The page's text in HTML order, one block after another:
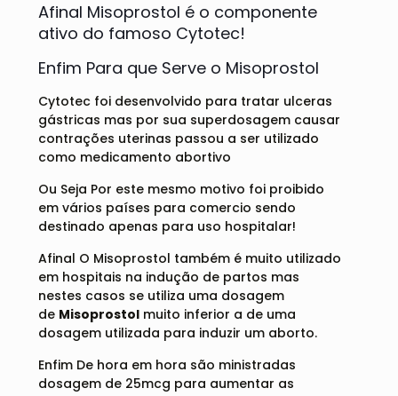
Afinal Misoprostol é o componente
ativo do famoso Cytotec!
Enfim Para que Serve o Misoprostol
Cytotec foi desenvolvido para tratar ulceras
gástricas mas por sua superdosagem causar
contrações uterinas passou a ser utilizado
como medicamento abortivo
Ou Seja Por este mesmo motivo foi proibido
em vários países para comercio sendo
destinado apenas para uso hospitalar!
Afinal O Misoprostol também é muito utilizado
em hospitais na indução de partos mas
nestes casos se utiliza uma dosagem
de Misoprostol muito inferior a de uma
dosagem utilizada para induzir um aborto.
Enfim De hora em hora são ministradas
dosagem de 25mcg para aumentar as